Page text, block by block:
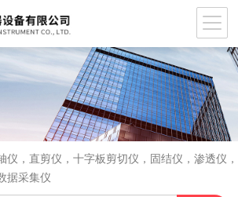
仪，直剪仪，十字板剪切仪，固结仪，渗透仪
据采集仪